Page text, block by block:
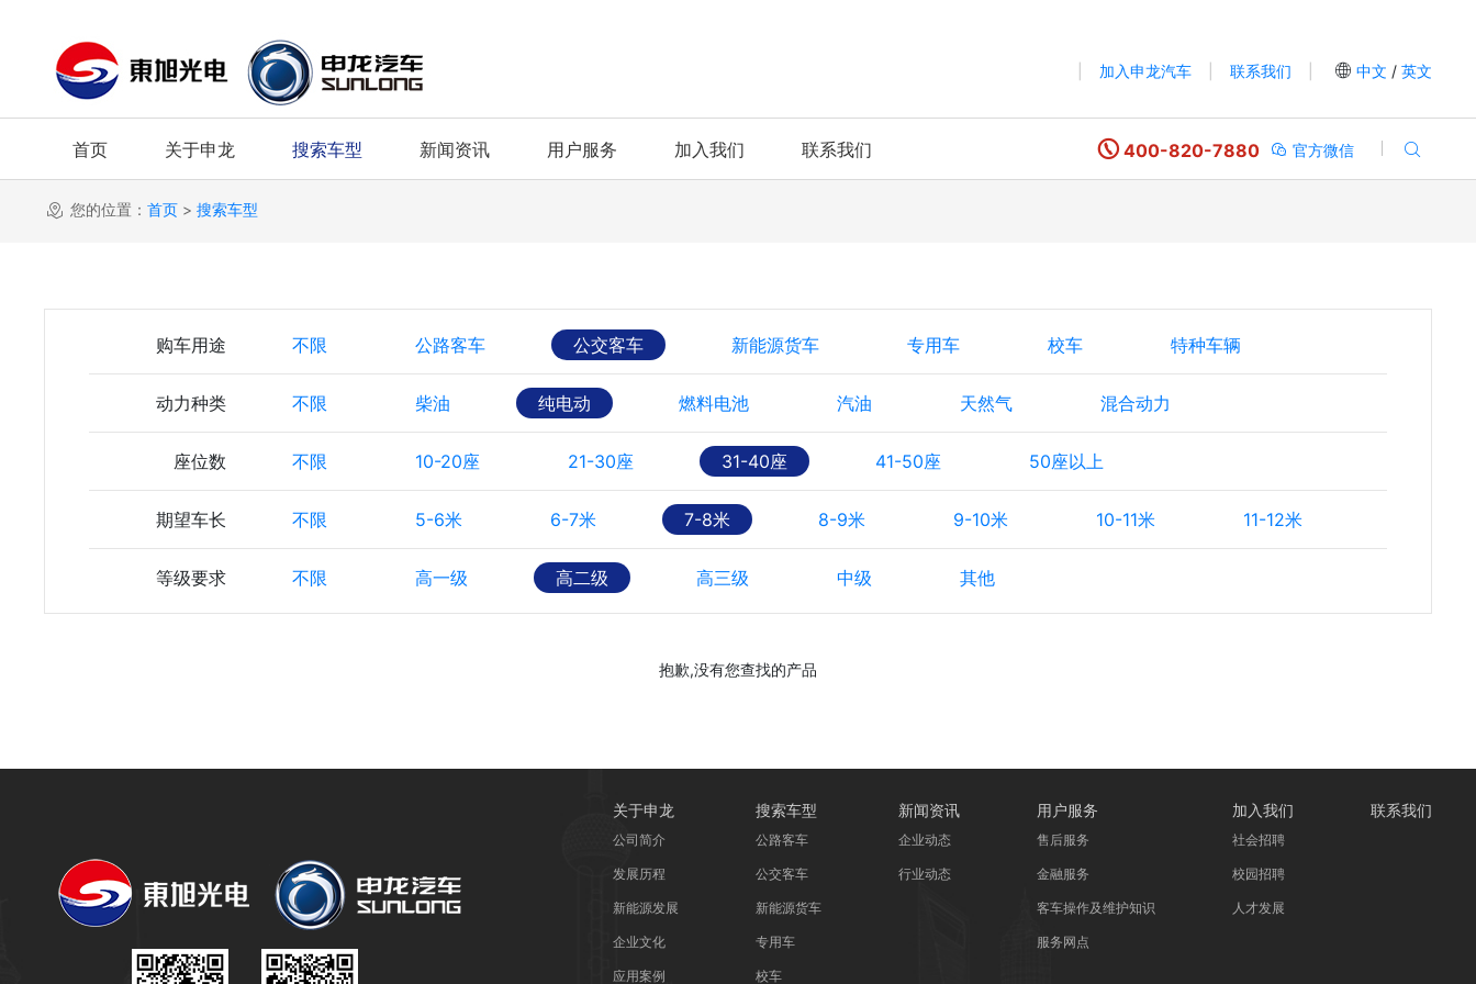
加入申龙汽车 联系我们 中文 / 英文
首页 关于申龙 搜索车型 新闻资讯 用户服务 加入我们 联系我们 400-820-7880 官方微信
您的位置： 首页 > 搜索车型
购车用途 不限 公路客车 公交客车 新能源货车 专用车 校车 特种车辆
动力种类 不限 柴油 纯电动 燃料电池 汽油 天然气 混合动力
座位数 不限 10-20座 21-30座 31-40座 41-50座 50座以上
期望车长 不限 5-6米 6-7米 7-8米 8-9米 9-10米 10-11米 11-12米
等级要求 不限 高一级 高二级 高三级 中级 其他
抱歉,没有您查找的产品
关于申龙
公司简介
发展历程
新能源发展
企业文化
应用案例
搜索车型
公路客车
公交客车
新能源货车
专用车
校车
新闻资讯
企业动态
行业动态
用户服务
售后服务
金融服务
客车操作及维护知识
服务网点
加入我们
社会招聘
校园招聘
人才发展
联系我们